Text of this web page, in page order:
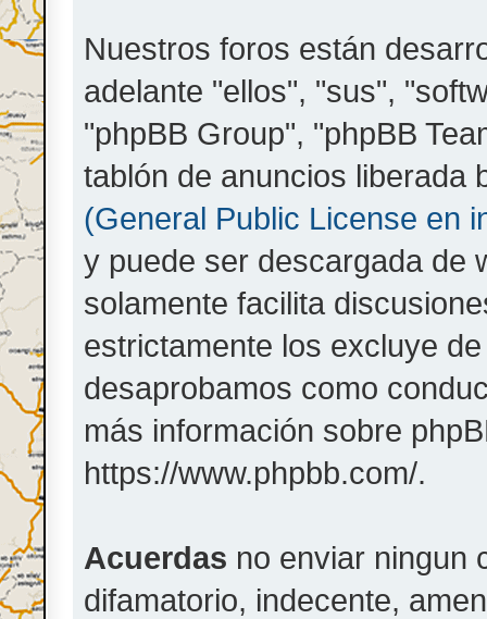
Nuestros foros están
adelante "ellos", "sus",
"phpBB Group", "phpBB
tablón de anuncios liberada
(General Public License en
y puede ser descargada de
solamente facilita
estrictamente los excluye
desaprobamos como
más información sobre
https://www.phpbb.com/.
Acuerdas no enviar ningun
difamatorio, indecente,